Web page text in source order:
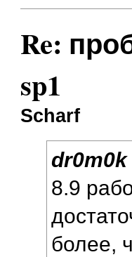
Re:
sp1
Scharf
dr0m0k
8.9
более,